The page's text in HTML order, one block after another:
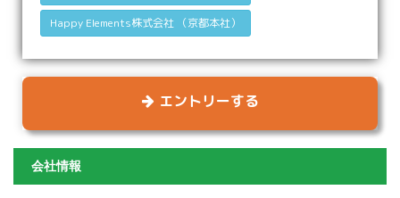
Happy Elements株式会社 （京都本社）
エントリーする
会社情報